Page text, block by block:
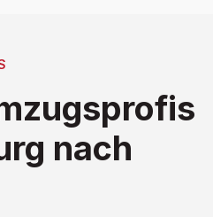
nach